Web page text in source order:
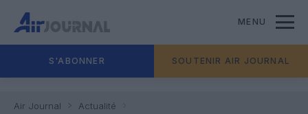
MENU
S'ABONNER SOUTENIR AIR JOURNAL
Air Journal
Actualité